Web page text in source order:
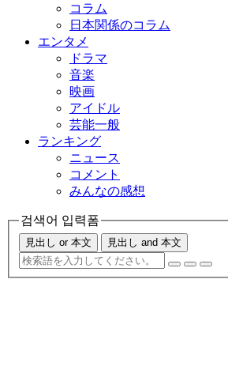
コラム
日本関係のコラム
エンタメ
ドラマ
音楽
映画
アイドル
芸能一般
ランキング
ニュース
コメント
みんなの感想
검색어 입력폼
見出し or 本文 見出し and 本文